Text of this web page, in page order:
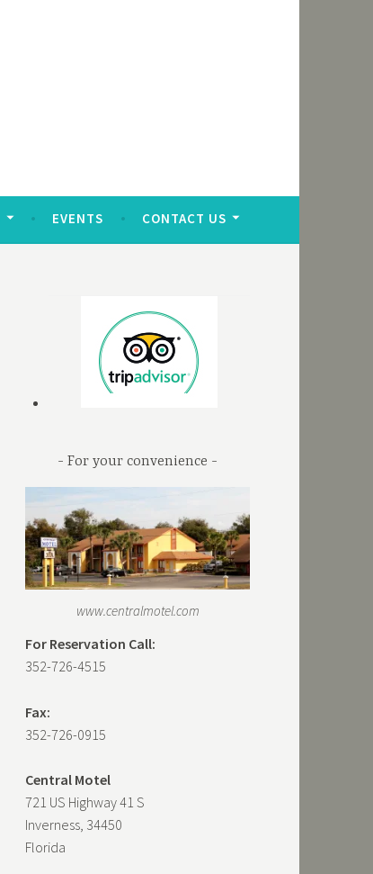
EVENTS CONTACT US
For your convenience
www.centralmotel.com
For Reservation Call:
352-726-4515
Fax:
352-726-0915
Central Motel
721 US Highway 41 S
Inverness, 34450
Florida